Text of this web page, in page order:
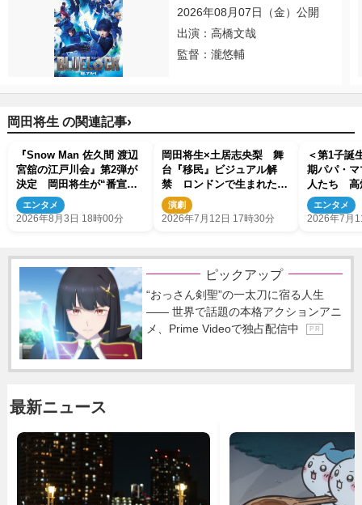
2026年08月07日（金）公開
出演：高橋文哉
監督：瀧悠輔
岡田将生 の関連記事›
『Snow Man 佐久間 渡辺
宮舘の江戸川会』第2弾が
決定 岡田将生が“番宣な
し”で再登場
エンタメ
2026年8月3日 18時00分
岡田将生×土居志央梨 舞
台『移民』ビジュアル解
禁 ロンドンで生まれた物
語が東京へ
演劇
2026年7月12日 17時30分
＜第1子誕
期パパ・
人たち 高
剛、藤田
数
エンタメ
2026年7月
ピックアップ
“おっさん剣聖”の一太刀に宿る人生
―― 世界で話題の本格アクションアニ
メ、Prime Videoで独占配信中
P R
最新ニュース